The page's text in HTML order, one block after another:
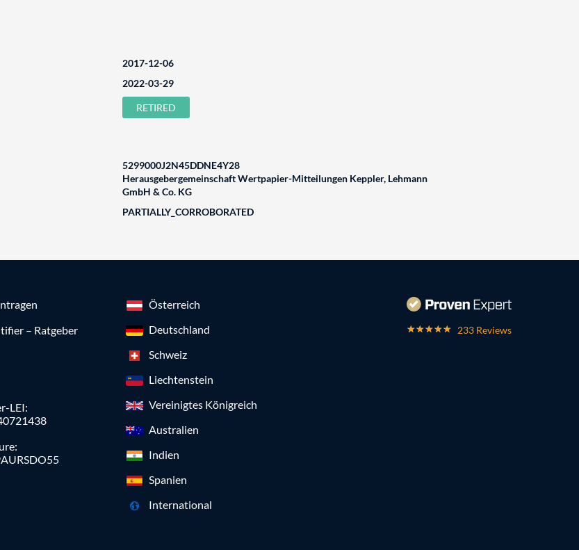
2017-12-06
2022-03-29
RETIRED
5299000J2N45DDNE4Y28
Herausgebergemeinschaft Wertpapier-Mitteilungen Keppler, Lehmann
GmbH & Co. KG
PARTIALLY_CORROBORATED
– Ratgeber
LEI:
Österreich
Deutschland
Schweiz
Liechtenstein
Vereinigtes Königreich
Australien
Indien
Spanien
International
233 Reviews